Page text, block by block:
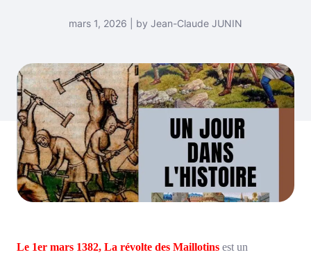
mars 1, 2026 | by Jean-Claude JUNIN
Le 1er mars 1382, La révolte des Maillotins est un